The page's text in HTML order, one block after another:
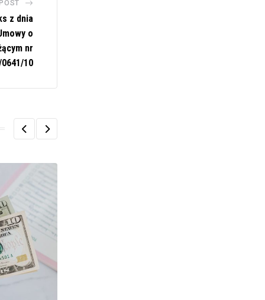
z dnia
o
nr
0641/10